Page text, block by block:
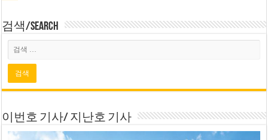
검색/Search
이번호 기사/ 지난호 기사